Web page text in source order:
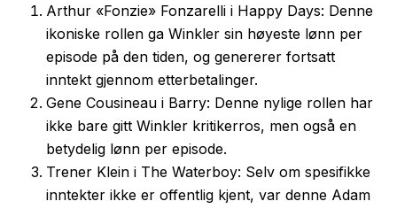
Arthur «Fonzie» Fonzarelli i Happy Days: Denne
ikoniske rollen ga Winkler sin høyeste lønn per
episode på den tiden, og genererer fortsatt
inntekt gjennom etterbetalinger.
Gene Cousineau i Barry: Denne nylige rollen har
ikke bare gitt Winkler kritikerros, men også en
betydelig lønn per episode.
Trener Klein i The Waterboy: Selv om spesifikke
inntekter ikke er offentlig kjent, var denne Adam